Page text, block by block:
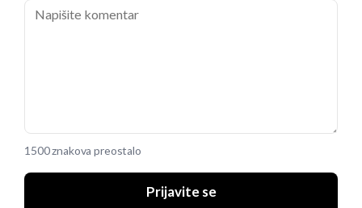
1500 znakova preostalo
Prijavite se